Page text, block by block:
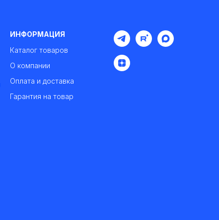
ИНФОРМАЦИЯ
Каталог товаров
О компании
Оплата и доставка
Гарантия на товар